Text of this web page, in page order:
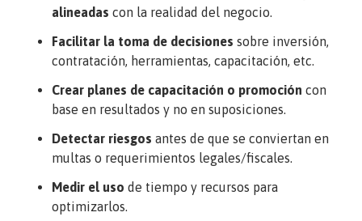
alineadas con la realidad del negocio.
Facilitar la toma de decisiones sobre inversión,
contratación, herramientas, capacitación, etc.
Crear planes de capacitación o promoción con
base en resultados y no en suposiciones.
Detectar riesgos antes de que se conviertan en
multas o requerimientos legales/fiscales.
Medir el uso de tiempo y recursos para
optimizarlos.